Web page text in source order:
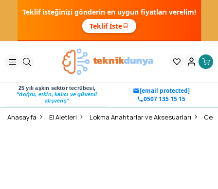
Teklif isteğinizi gönderin en uygun fiyatları verelim!
Teklif İste
25 yılı aşkın sektör tecrübesi,
"doğru, etkin, kalıcı ve güvenli
alışveriş"
[email protected]
0507 135 15 15
Anasayfa El Aletleri Lokma Anahtarlar ve Aksesuarları